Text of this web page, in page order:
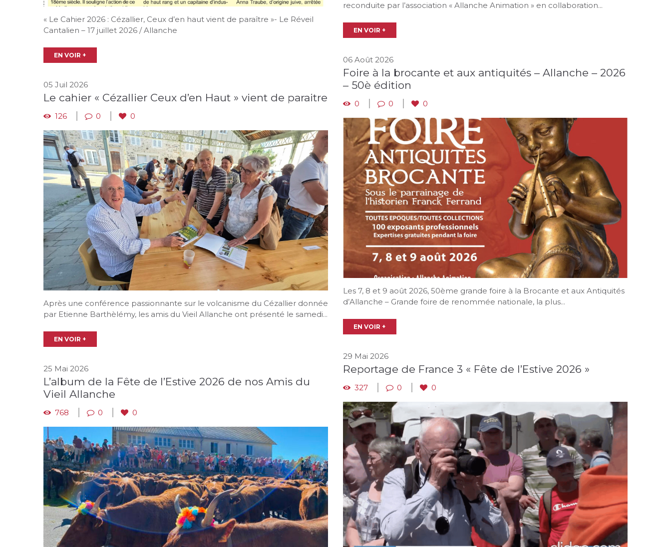
« Le Cahier 2026 : Cézallier, Ceux d’en haut vient de paraître »- Le Réveil
Cantalien – 17 juillet 2026 / Allanche
EN VOIR +
reconduite par l’association « Allanche Animation » en collaboration...
EN VOIR +
06 Août 2026
Foire à la brocante et aux antiquités – Allanche – 2026
– 50è édition
0 0 0
Les 7, 8 et 9 août 2026, 50ème grande foire à la Brocante et aux Antiquités
d’Allanche – Grande foire de renommée nationale, la plus...
EN VOIR +
05 Juil 2026
Le cahier « Cézallier Ceux d’en Haut » vient de paraitre
126 0 0
Après une conférence passionnante sur le volcanisme du Cézallier donnée
par Etienne Barthèlémy, les amis du Vieil Allanche ont présenté le samedi...
EN VOIR +
29 Mai 2026
Reportage de France 3 « Fête de l’Estive 2026 »
327 0 0
25 Mai 2026
L’album de la Fête de l’Estive 2026 de nos Amis du
Vieil Allanche
768 0 0